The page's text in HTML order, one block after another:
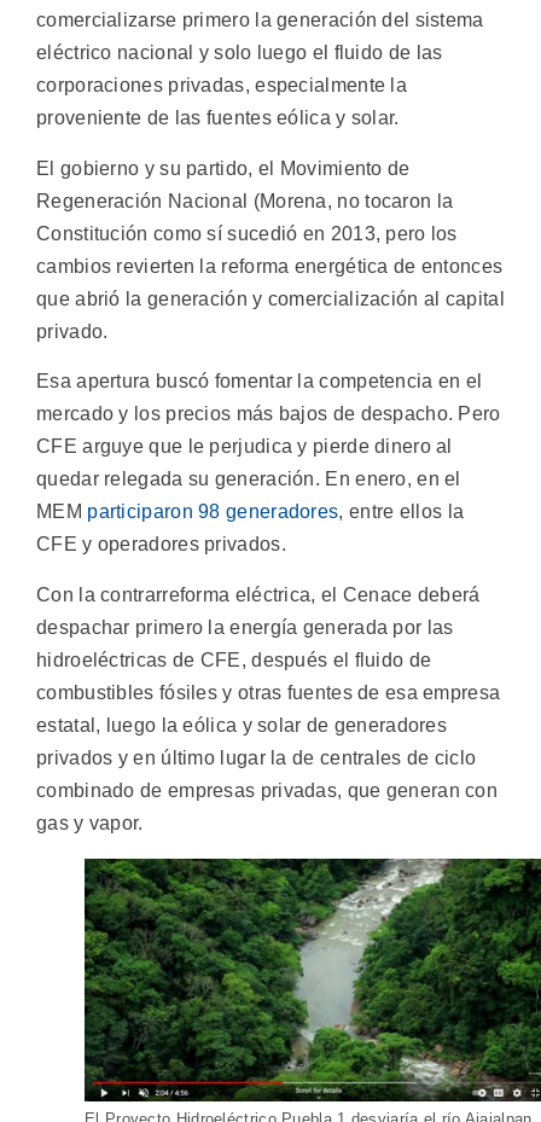
comercializarse primero la generación del sistema
eléctrico nacional y solo luego el fluido de las
corporaciones privadas, especialmente la
proveniente de las fuentes eólica y solar.
El gobierno y su partido, el Movimiento de
Regeneración Nacional (Morena, no tocaron la
Constitución como sí sucedió en 2013, pero los
cambios revierten la reforma energética de entonces
que abrió la generación y comercialización al capital
privado.
Esa apertura buscó fomentar la competencia en el
mercado y los precios más bajos de despacho. Pero
CFE arguye que le perjudica y pierde dinero al
quedar relegada su generación. En enero, en el
MEM participaron 98 generadores, entre ellos la
CFE y operadores privados.
Con la contrarreforma eléctrica, el Cenace deberá
despachar primero la energía generada por las
hidroeléctricas de CFE, después el fluido de
combustibles fósiles y otras fuentes de esa empresa
estatal, luego la eólica y solar de generadores
privados y en último lugar la de centrales de ciclo
combinado de empresas privadas, que generan con
gas y vapor.